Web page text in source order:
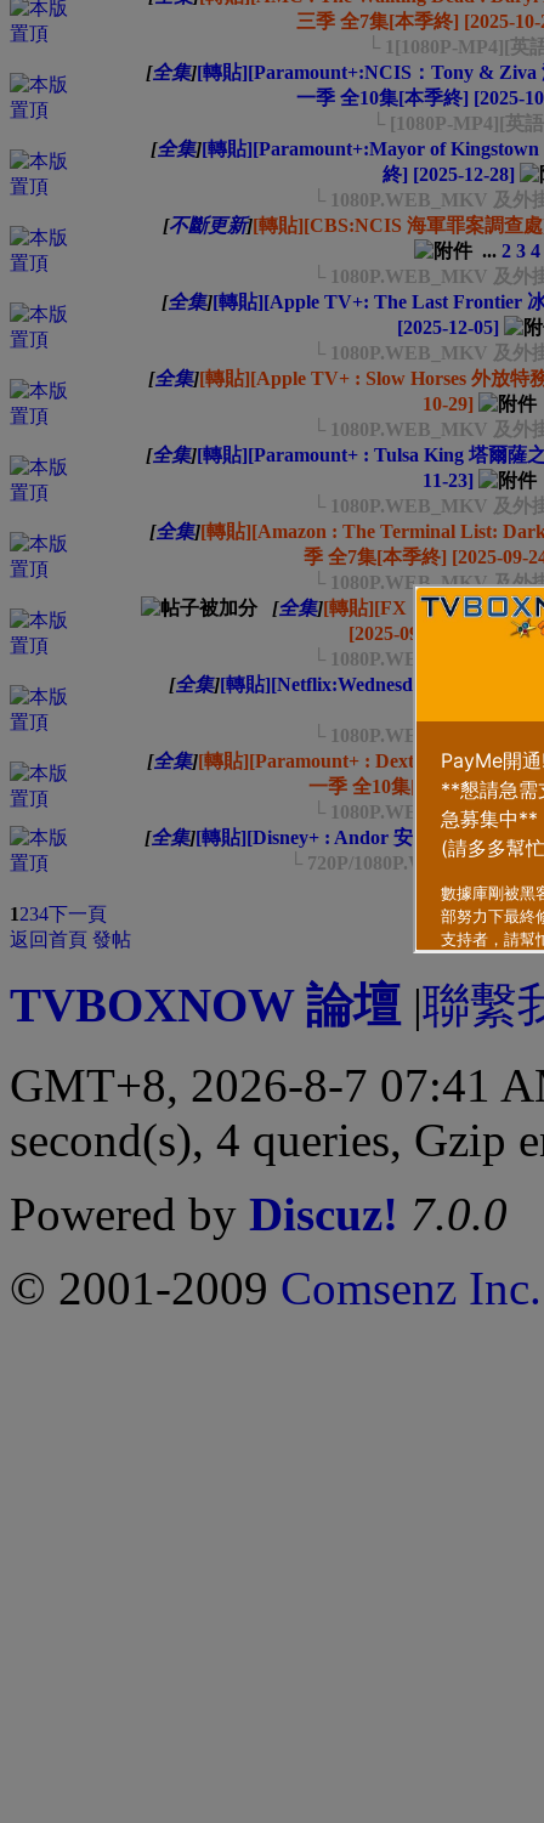
三季 全7集[本季終] [2025-10-
└ 1[1080P-MP4][英
[全集][轉貼][Paramount+:NCIS：Tony &
一季 全10集[本季終] [2025-
└ [1080P-MP4][英
[全集][轉貼][Paramount+:Mayor of
終] [2025-12-28]
└ 1080P.WEB_MKV 及外
[不斷更新][轉貼][CBS:NCIS 海軍罪案調查處
... 2 3 4
└ 1080P.WEB_MKV 及外
[全集][轉貼][Apple TV+: The Last Frontier
[2025-12-05]
└ 1080P.WEB_MKV 及外
[全集][轉貼][Apple TV+ : Slow Horses 外放特
10-29]
└ 1080P.WEB_MKV 及外
[全集][轉貼][Paramount+ : Tulsa King 塔爾薩
11-23]
└ 1080P.WEB_MKV 及外
[全集][轉貼][Amazon : The Terminal List:
季 全7集[本季終] [2025-09-
└ 1080P.WEB_MKV 及外
[全集][轉貼][FX : Alien: Earth
[2025-09-24]
...
└ 1080P.WEB_MKV 及外
[全集][轉貼][Netflix:Wednesday 星期三 ] 第
└ 1080P.WEB_MKV 及外
[全集][轉貼][Paramount+ : Dexter
一季 全10集[本季終] [2025-
└ 1080P.WEB_MKV 及外
[全集][轉貼][Disney+ : Andor 安道爾] 第二季
└ 720P/1080P.WEB_MKV
類型 排序方式
1234下一頁
返回首頁 發帖
TVBOXNOW 論壇 |聯繫
GMT+8, 2026-8-7 07:41
second(s), 4 queries, Gzip
Powered by Discuz! 7.0.0
© 2001-2009 Comsenz Inc.